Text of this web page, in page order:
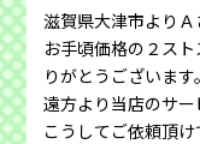
滋賀県大津市よりＡ
お手頃価格の２ス
りがとうございます。
遠方より当店のサ
こうしてご依頼頂け